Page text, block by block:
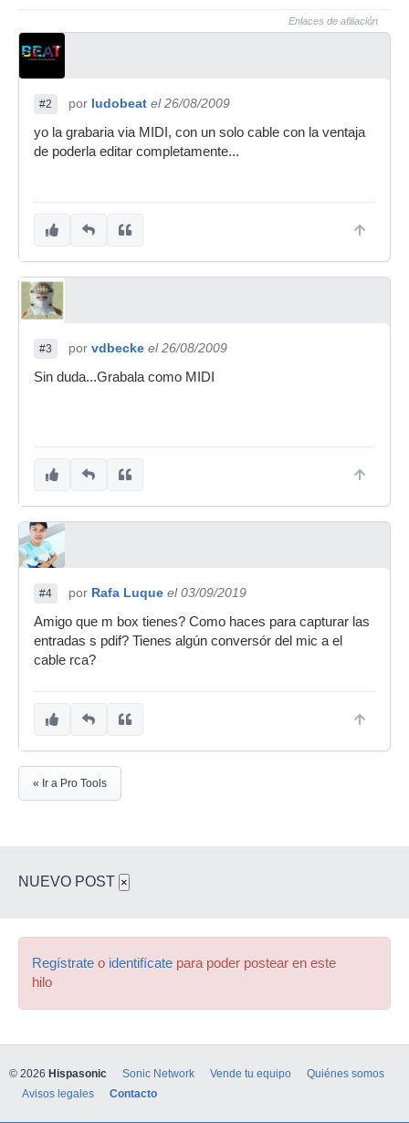
Enlaces de afiliación
#2 por ludobeat el 26/08/2009
yo la grabaria via MIDI, con un solo cable con la ventaja
de poderla editar completamente...
#3 por vdbecke el 26/08/2009
Sin duda...Grabala como MIDI
#4 por Rafa Luque el 03/09/2019
Amigo que m box tienes? Como haces para capturar las
entradas s pdif? Tienes algún conversór del mic a el
cable rca?
« Ir a Pro Tools
NUEVO POST ×
Regístrate o identifícate para poder postear en este
hilo
© 2026 Hispasonic Sonic Network Vende tu equipo
Quiénes somos
Avisos legales
Contacto